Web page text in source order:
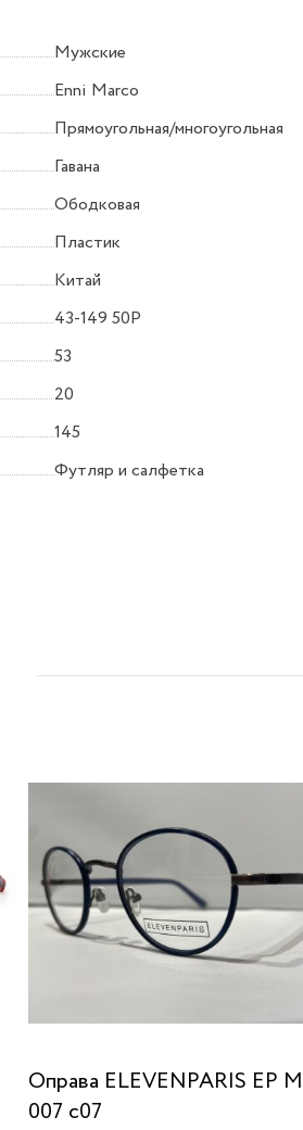
Мужские
Enni Marco
Прямоугольная/многоугольная
Гавана
Ободковая
Пластик
Китай
43-149 50P
53
20
145
Футляр и салфетка
Оправа ELEVENPARIS EP
007 c07